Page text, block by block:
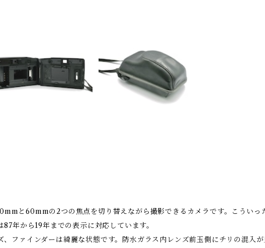
と60mmの2つの焦点を切り替えながら撮影できるカメラです。こうい
年から19年までの表示に対応しています。
ファインダーは綺麗な状態です。防水ガラス内レンズ前玉側にチリの混入